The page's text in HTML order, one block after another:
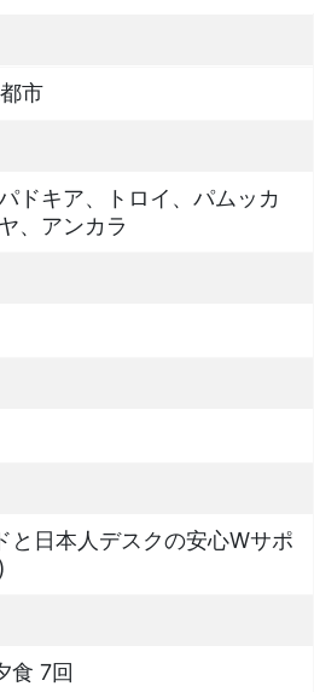
市
ドキア、トロイ、パムッカ
、アンカラ
と日本人デスクの安心Wサポ
食 7回